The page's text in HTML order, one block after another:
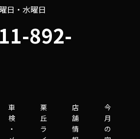
日・水曜日
892-
車
検
・
栗
丘
ラ
店
舗
情
今
月
の